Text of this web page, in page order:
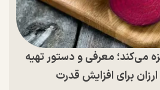
می‌کند؛ معرفی و دستور تهیه
برای افزایش قدرت